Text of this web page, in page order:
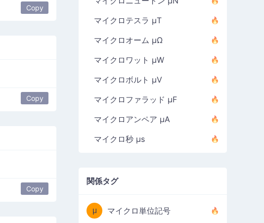
Copy
Copy
Copy
マイクロテスラ µT
マイクロオーム µΩ
マイクロワット µW
マイクロボルト µV
マイクロファラッド µF
マイクロアンペア µA
マイクロ秒 µs
関係タグ
μ マイクロ単位記号